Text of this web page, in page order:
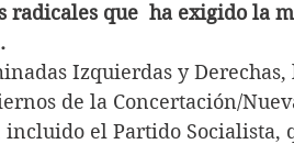
radicales que  ha exigido la
Izquierdas y
de la Concertación/
el Partido Socialista,